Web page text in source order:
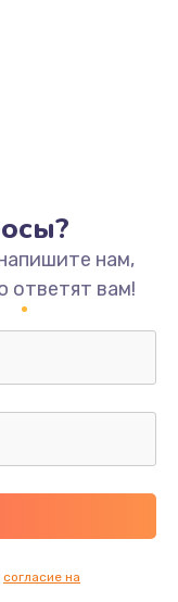
нам,
ответят вам!
согласие на